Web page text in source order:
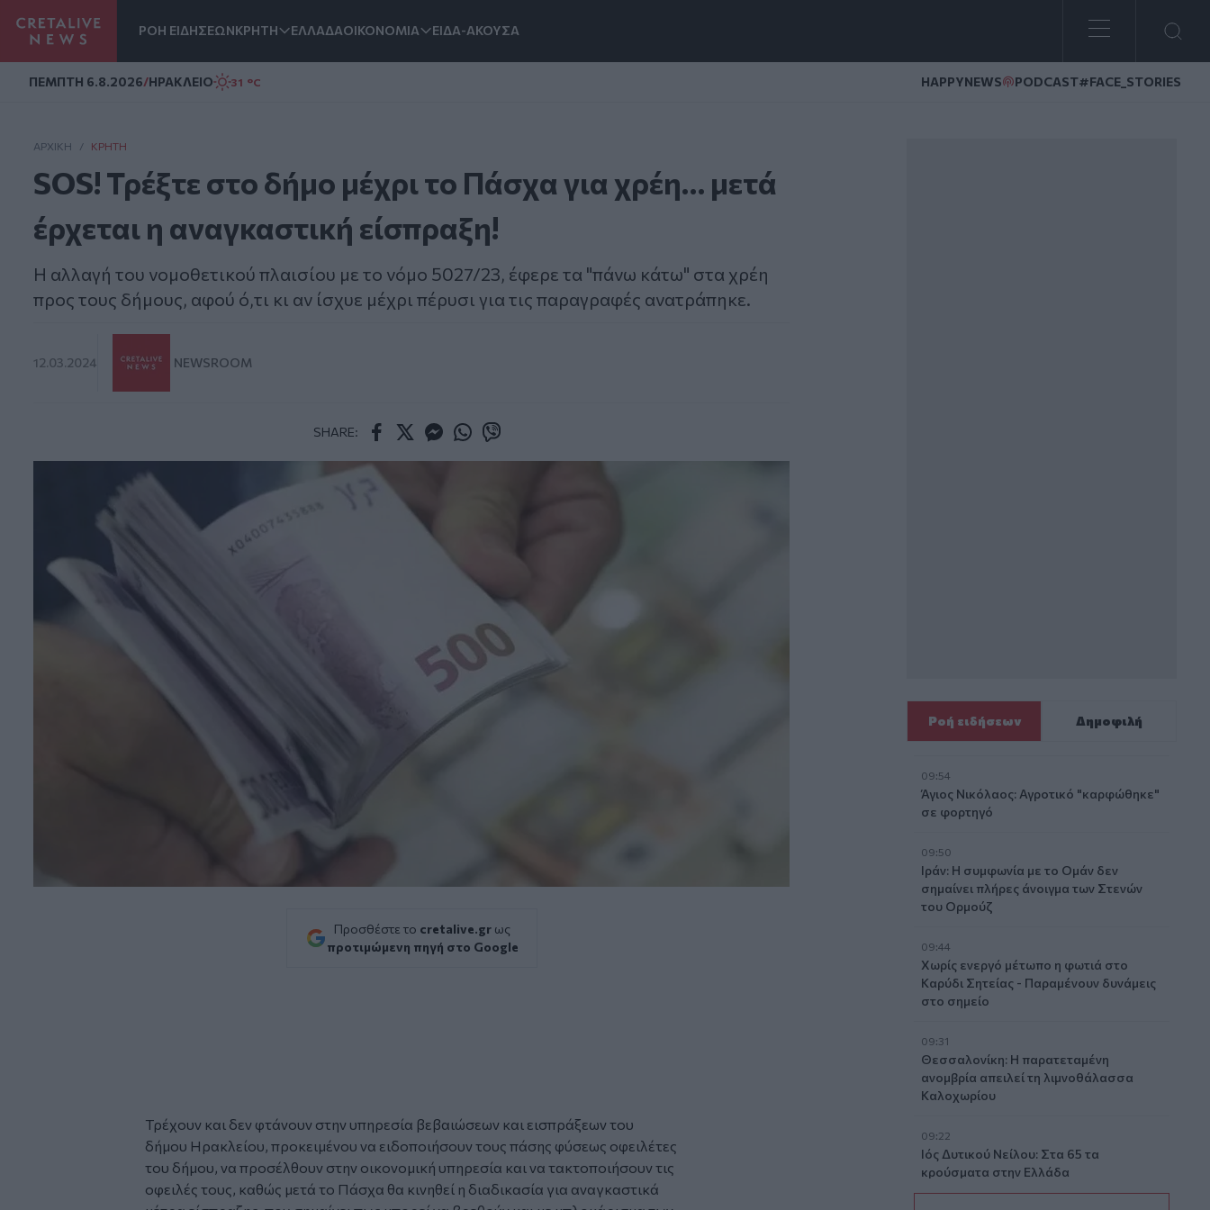
ΡΟΗ ΕΙΔΗΣΕΩΝΚΡΗΤΗ ΕΛΛΑΔΑΟΙΚΟΝΟΜΙΑ ΕΙΔΑ-ΑΚΟΥΣΑ
ΠΕΜΠΤΗ 6.8.2026/ΗΡΑΚΛΕΙΟ 31 °C HAPPYNEWS PODCAST#FACE_STORIES
ΑΡΧΙΚΗ / ΚΡΉΤΗ
SOS! Τρέξτε στο δήμο μέχρι το Πάσχα για χρέη… μετά
έρχεται η αναγκαστική είσπραξη!
Η αλλαγή του νομοθετικού πλαισίου με το νόμο 5027/23, έφερε τα "πάνω κάτω" στα χρέη
προς τους δήμους, αφού ό,τι κι αν ίσχυε μέχρι πέρυσι για τις παραγραφές ανατράπηκε.
12.03.2024 NEWSROOM
SHARE:
Προσθέστε το cretalive.gr ως
προτιμώμενη πηγή στο Google
Τρέχουν και δεν φτάνουν στην υπηρεσία βεβαιώσεων και εισπράξεων του
δήμου Ηρακλείου, προκειμένου να ειδοποιήσουν τους πάσης φύσεως οφειλέτες
του δήμου, να προσέλθουν στην οικονομική υπηρεσία και να τακτοποιήσουν τις
οφειλές τους, καθώς μετά το Πάσχα θα κινηθεί η διαδικασία για αναγκαστικά
Ροή ειδήσεων Δημοφιλή
09:54
Άγιος Νικόλαος: Αγροτικό "καρφώθηκε"
σε φορτηγό
09:50
Ιράν: Η συμφωνία με το Ομάν δεν
σημαίνει πλήρες άνοιγμα των Στενών
του Ορμούζ
09:44
Χωρίς ενεργό μέτωπο η φωτιά στο
Καρύδι Σητείας - Παραμένουν δυνάμεις
στο σημείο
09:31
Θεσσαλονίκη: Η παρατεταμένη
ανομβρία απειλεί τη λιμνοθάλασσα
Καλοχωρίου
09:22
Ιός Δυτικού Νείλου: Στα 65 τα
κρούσματα στην Ελλάδα